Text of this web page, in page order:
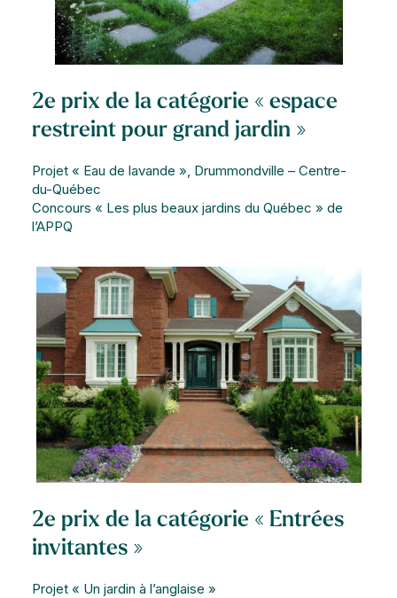
2e prix de la catégorie « espace
restreint pour grand jardin »
Projet « Eau de lavande », Drummondville – Centre-
du-Québec
Concours « Les plus beaux jardins du Québec » de
l’APPQ
2e prix de la catégorie « Entrées
invitantes »
Projet « Un jardin à l’anglaise »